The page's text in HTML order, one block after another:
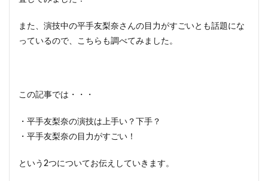
また、演技中の平手友梨奈さんの目力がすごいとも話題にな
っているので、こちらも調べてみました。
この記事では・・・
・平手友梨奈の演技は上手い？下手？
・平手友梨奈の目力がすごい！
という2つについてお伝えしていきます。